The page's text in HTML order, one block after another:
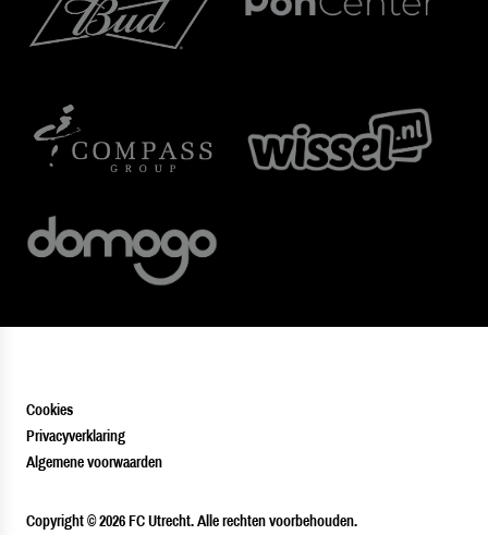
Cookies
Privacyverklaring
Algemene voorwaarden
Copyright © 2026 FC Utrecht. Alle rechten voorbehouden.